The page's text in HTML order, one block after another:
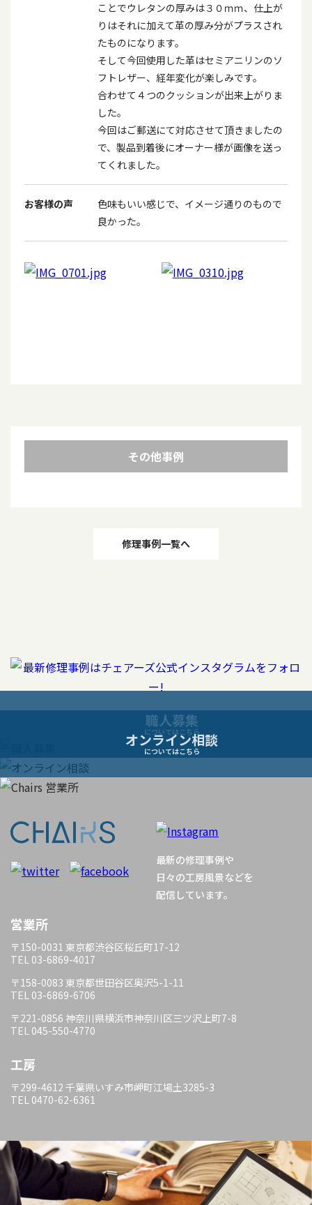
ことでウレタンの厚みは３０ｍｍ、仕上が
りはそれに加えて革の厚み分がプラスされ
たものになります。
そして今回使用した革はセミアニリンのソ
フトレザー、経年変化が楽しみです。
合わせて４つのクッションが出来上がりま
した。
今回はご郵送にて対応させて頂きましたの
で、製品到着後にオーナー様が画像を送っ
てくれました。
お客様の声
色味もいい感じで、イメージ通りのもので
良かった。
その他事例
ゲ
ー
シ
ョ
ン
修理事例一覧へ
職人募集
についてはこちら
オンライン相談
についてはこちら
最新の修理事例や
日々の工房風景などを
配信しています。
営業所
〒150-0031 東京都渋谷区桜丘町17-12
TEL 03-6869-4017
〒158-0083 東京都世田谷区奥沢5-1-11
TEL 03-6869-6706
〒221-0856 神奈川県横浜市神奈川区三ツ沢上町7-8
TEL 045-550-4770
工房
〒299-4612 千葉県いすみ市岬町江場土3285-3
TEL 0470-62-6361